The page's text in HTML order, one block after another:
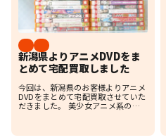
新潟県よりアニメDVDをま
とめて宅配買取しました
今回は、新潟県のお客様よりアニメ
DVDをまとめて宅配買取させていた
だきました。 美少女アニメ系の
数お送りいただきました。 ケース付